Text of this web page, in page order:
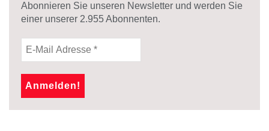
Abonnieren Sie unseren Newsletter und werden Sie
einer unserer 2.955Abonnenten.